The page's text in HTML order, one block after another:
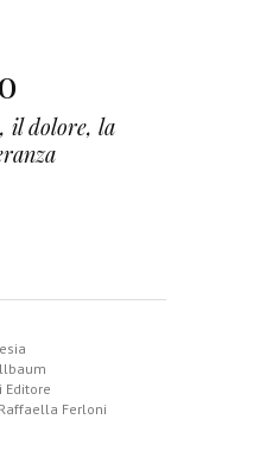
il dolore, la
Editore
Ferloni